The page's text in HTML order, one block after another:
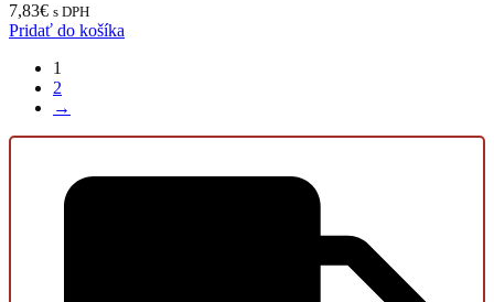
7,83€ s DPH
Pridať do košíka
1
2
→